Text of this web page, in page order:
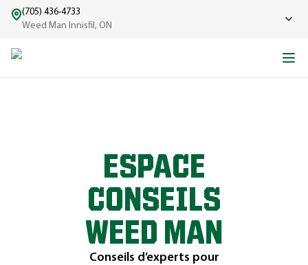
(705) 436-4733
Weed Man Innisfil, ON
ESPACE
CONSEILS
WEED MAN
Conseils d’experts pour